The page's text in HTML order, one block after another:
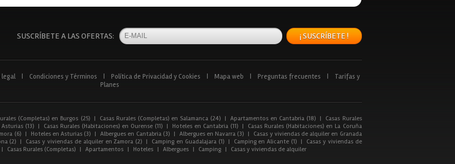
SUSCRÍBETE A LAS OFERTAS: ¡ SUSCRÍBETE !
legal Condiciones y Términos Política de Privacidad y Cookies Mapa web Preguntas frecuentes
Tarifas y
Planes
(Completas) en Burgos (25) | Casas Rurales (Completas) en Salamanca (24) | Apartamentos en Cantabria (18) |
Casas Rurales
(13) | Casas Rurales (Habitaciones) en Ourense (11) | Hoteles en Cantabria (11) |
Casas Rurales (Habitaciones) en La Coruña
(6) | Hoteles en Asturias (3) | Albergues en Cantabria (3) | Albergues en Navarra (3) |
Casas y viviendas de alquiler en Granada
(2) | Casas y viviendas de alquiler en Zamora (2) | Camping en Guadalajara (1) | Camping en Alicante (1) |
Casas y viviendas de
| Casas Rurales (Completas) | Apartamentos | Hoteles | Albergues | Camping | Casas y viviendas de alquiler